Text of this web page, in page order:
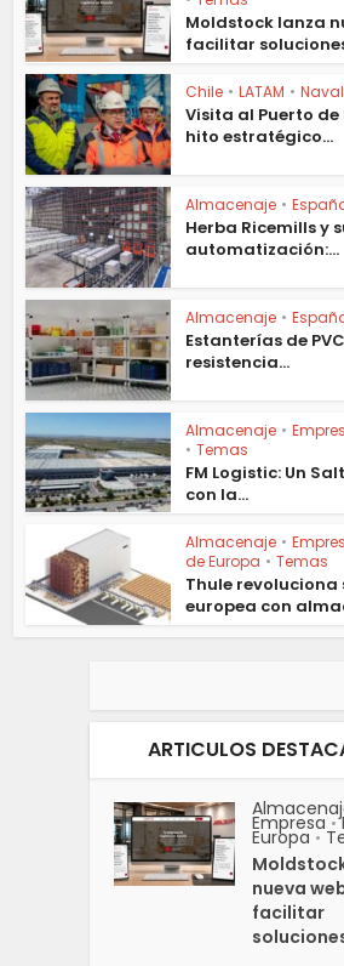
Moldstock lanza
facilitar
Chile • LATAM • Naval
Visita al Puerto de
hito estratégico...
Almacenaje •
Herba Ricemills y
automatización:...
Almacenaje •
Estanterías de
resistencia...
Almacenaje •
• Temas
FM Logistic: Un
con la...
Almacenaje •
de Europa • Temas
Thule
europea con
ARTICULOS
Empresa •
Europa •
nueva
facilitar